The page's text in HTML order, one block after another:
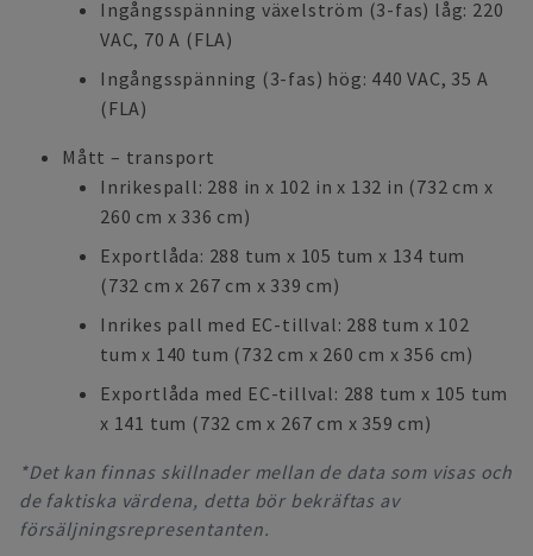
Ingångsspänning växelström (3-fas) låg: 220
VAC, 70 A (FLA)
Ingångsspänning (3-fas) hög: 440 VAC, 35 A
(FLA)
Mått – transport
Inrikespall: 288 in x 102 in x 132 in (732 cm x
260 cm x 336 cm)
Exportlåda: 288 tum x 105 tum x 134 tum
(732 cm x 267 cm x 339 cm)
Inrikes pall med EC-tillval: 288 tum x 102
tum x 140 tum (732 cm x 260 cm x 356 cm)
Exportlåda med EC-tillval: 288 tum x 105 tum
x 141 tum (732 cm x 267 cm x 359 cm)
*Det kan finnas skillnader mellan de data som visas och
de faktiska värdena, detta bör bekräftas av
försäljningsrepresentanten.